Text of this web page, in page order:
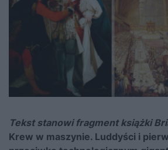
Tekst stanowi fragment książki
Krew w maszynie. Luddyści i